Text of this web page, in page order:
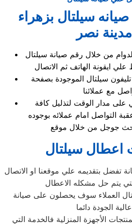
سيلتال بزهراء
مدينة نصر
من خلال رقم صيانة سيلتال
سيلتال الموجودة بصفحة
على مدار الوقت لتذليل كافة
التواصل امام عملائه بوجوده
جوجل من خلال موقع
اعطال سيلتال
تفضل بتقديمه علي موقعنا او الاتصال
يتم حل مشكله الاعطال
العملاء سوف يحصلون على صيانة
عالية الجودة دائما
الأجهزة المنزلية فالخدمة التي